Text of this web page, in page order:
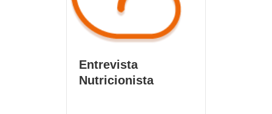
Entrevista
Nutricionista